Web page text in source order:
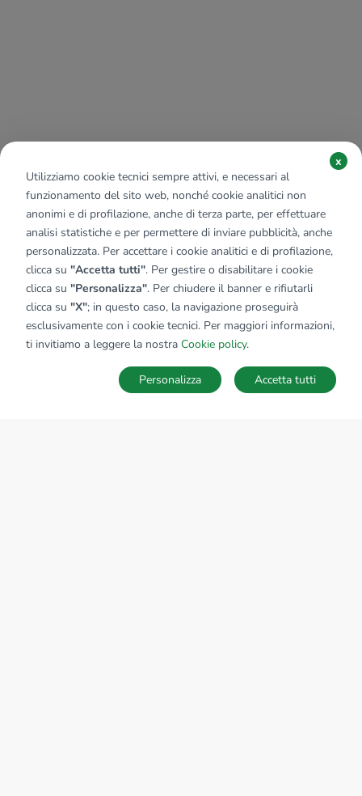
SALVA RICERCA
Utilizziamo cookie tecnici sempre attivi, e necessari al
funzionamento del sito web, nonché cookie analitici non
anonimi e di profilazione, anche di terza parte, per effettuare
analisi statistiche e per permettere di inviare pubblicità, anche
personalizzata. Per accettare i cookie analitici e di profilazione,
clicca su "Accetta tutti". Per gestire o disabilitare i cookie
clicca su "Personalizza". Per chiudere il banner e rifiutarli
clicca su "X"; in questo caso, la navigazione proseguirà
esclusivamente con i cookie tecnici. Per maggiori informazioni,
ti invitiamo a leggere la nostra Cookie policy.
x
Accetta tutti
Personalizza